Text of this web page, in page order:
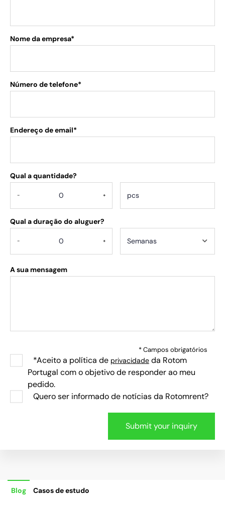
Nome da empresa*
Número de telefone*
Endereço de email*
Qual a quantidade?
- +
Qual a duração do aluguer?
- +
A sua mensagem
* Campos obrigatórios
*Aceito a política de privacidade da Rotom
Portugal com o objetivo de responder ao meu
pedido.
Quero ser informado de notícias da Rotomrent?
Blog Casos de estudo